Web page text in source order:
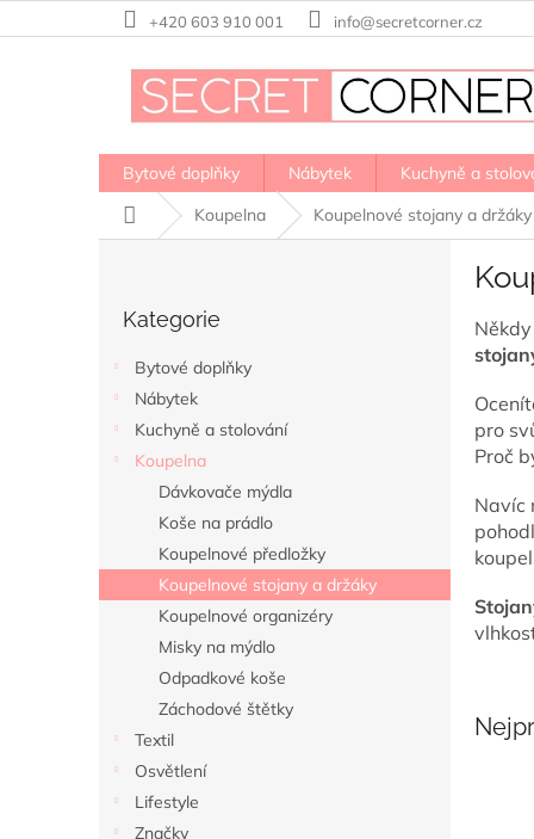
na
+420 603 910 001 info@secretcorner.cz
Bytové doplňky Nábytek Kuchyně a
Domů
Koupelna Koupelnové stojany a držáky
e
l
kategorie
Kategorie
Bytové doplňky
Nábytek
Kuchyně a stolování
Koupelna
Dávkovače mýdla
Koše na prádlo
Koupelnové předložky
Koupelnové stojany a držáky
Koupelnové organizéry
Misky na mýdlo
Odpadkové koše
Záchodové štětky
Textil
Osvětlení
Lifestyle
Značky
pro
Proč
Navíc